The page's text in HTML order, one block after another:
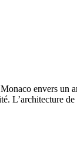
envers
L’architecture